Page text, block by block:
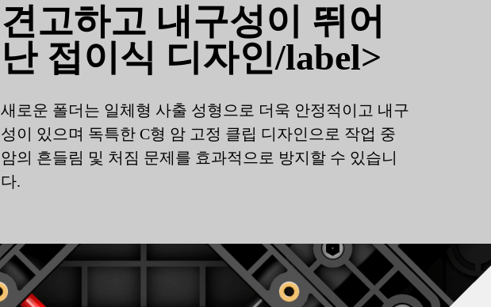
견고하고 내구성이 뛰어
난 접이식 디자인/label>
새로운 폴더는 일체형 사출 성형으로 더욱 안정적이고 내구
성이 있으며 독특한 C형 암 고정 클립 디자인으로 작업 중
암의 흔들림 및 처짐 문제를 효과적으로 방지할 수 있습니
다.